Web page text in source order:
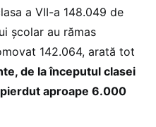
a VII-a 148.049 de
școlar au rămas
142.064, arată tot
de la începutul clasei
aproape 6.000